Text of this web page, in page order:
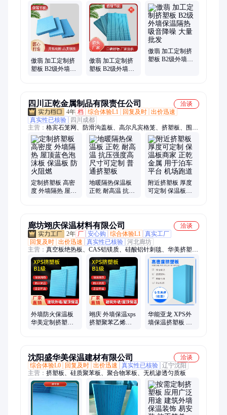
沫板、闭孔板、聚合聚苯板、防水背衬板、橡塑保温、铁皮保
温、岩棉复合板、免拆一体板、保温与结构一体化板、岩棉管、
硅酸铝管、玻璃棉管、聚氨酯板
傲翡 加工定制挤
塑板 B2级外墙保
傲翡 加工定制挤
塑板 B2级外墙保
傲翡 加工定制挤
塑板 B2级外墙保
四川正乾金属制品有限责任公司
洽谈
4年 档 综合体验L1 回复及时 出价迅速
真实性已核验
四川成都
主营： 格宾石笼网、防滑沟盖板、高尔凡宾格笼、挤塑板、围栏
防护栏杆、防水水泥预制板
定制挤塑板 高密
度 外墙隔热 屋顶
地暖隔热保温板
正乾 耐高温 抗压
附近挤塑板 厚度
可定制 保温板商
廊坊翊庆保温材料有限公司
洽谈
2年 厂 安心购 综合体验L1 真实工厂
回复及时 出价迅速 真实性已核验 河北廊坊
主营： 真空板绝热板、CAS铝镁质、硅酸铝针刺毯、华美挤塑
板、钢结构玻璃棉、XPS挤塑聚苯板、聚氨酯板、纳米气凝胶、
水泥发泡板、泡沫玻璃板、橡塑海绵、离心玻璃棉、岩棉
外墙防火保温板
华美定制挤塑板
翊庆 外墙保温xps
挤塑聚苯乙烯泡
华能亚龙 XPS外
墙保温挤塑板 高
沈阳盛华美保温建材有限公司
洽谈
综合体验L0
回复及时 出价迅速 真实性已核验 辽宁沈阳
主营： 挤塑板、硅质聚苯板、聚合物苯板、无机渗透匀质板